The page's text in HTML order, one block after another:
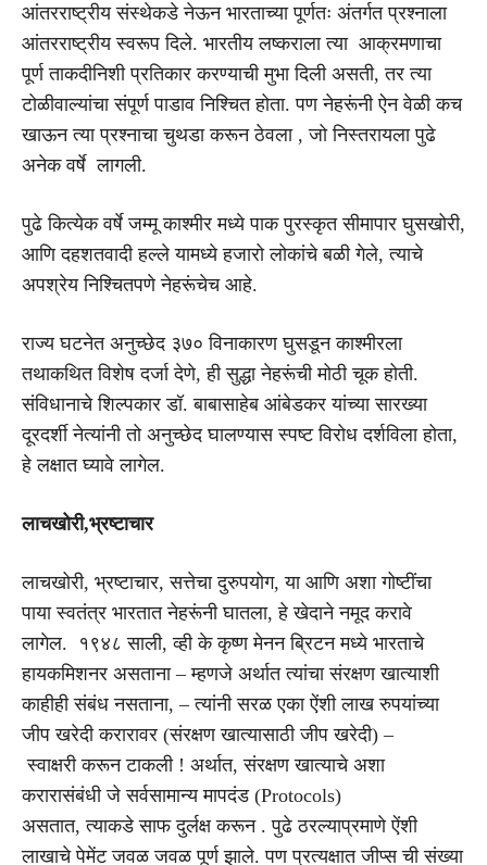
आंतरराष्ट्रीय संस्थेकडे नेऊन भारताच्या पूर्णतः अंतर्गत प्रश्नाला
आंतरराष्ट्रीय स्वरूप दिले. भारतीय लष्कराला त्या आक्रमणाचा
पूर्ण ताकदीनिशी प्रतिकार करण्याची मुभा दिली असती, तर त्या
टोळीवाल्यांचा संपूर्ण पाडाव निश्चित होता. पण नेहरूंनी ऐन वेळी कच
खाऊन त्या प्रश्नाचा चुथडा करून ठेवला , जो निस्तरायला पुढे
अनेक वर्षे लागली.
पुढे कित्येक वर्षे जम्मू काश्मीर मध्ये पाक पुरस्कृत सीमापार घुसखोरी,
आणि दहशतवादी हल्ले यामध्ये हजारो लोकांचे बळी गेले, त्याचे
अपश्रेय निश्चितपणे नेहरूंचेच आहे.
राज्य घटनेत अनुच्छेद ३७० विनाकारण घुसडून काश्मीरला
तथाकथित विशेष दर्जा देणे, ही सुद्धा नेहरूंची मोठी चूक होती.
संविधानाचे शिल्पकार डॉ. बाबासाहेब आंबेडकर यांच्या सारख्या
दूरदर्शी नेत्यांनी तो अनुच्छेद घालण्यास स्पष्ट विरोध दर्शविला होता,
हे लक्षात घ्यावे लागेल.
लाचखोरी,भ्रष्टाचार
लाचखोरी, भ्रष्टाचार, सत्तेचा दुरुपयोग, या आणि अशा गोष्टींचा
पाया स्वतंत्र भारतात नेहरूंनी घातला, हे खेदाने नमूद करावे
लागेल. १९४८ साली, व्ही के कृष्ण मेनन ब्रिटन मध्ये भारताचे
हायकमिशनर असताना – म्हणजे अर्थात त्यांचा संरक्षण खात्याशी
काहीही संबंध नसताना, – त्यांनी सरळ एका ऐंशी लाख रुपयांच्या
जीप खरेदी करारावर (संरक्षण खात्यासाठी जीप खरेदी) –
स्वाक्षरी करून टाकली ! अर्थात, संरक्षण खात्याचे अशा
करारासंबंधी जे सर्वसामान्य मापदंड (Protocols)
असतात, त्याकडे साफ दुर्लक्ष करून . पुढे ठरल्याप्रमाणे ऐंशी
लाखाचे पेमेंट जवळ जवळ पूर्ण झाले. पण प्रत्यक्षात जीप्स ची संख्या